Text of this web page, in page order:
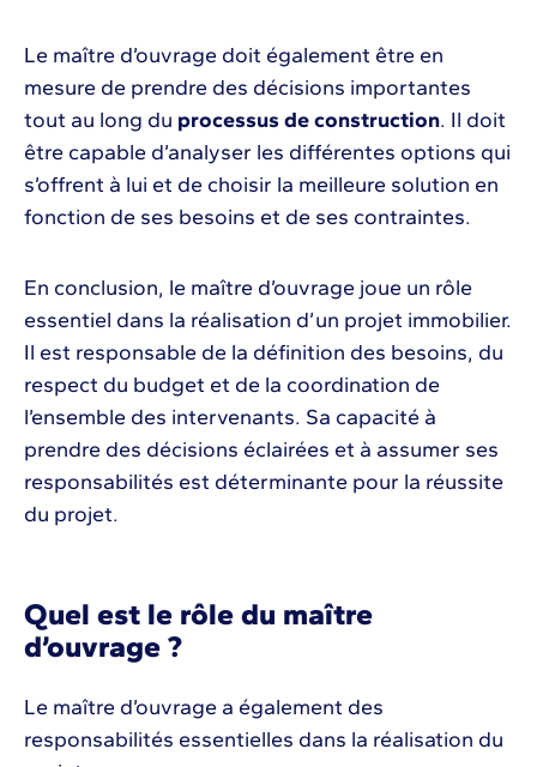
Le maître d’ouvrage doit également être en
mesure de prendre des décisions importantes
tout au long du processus de construction. Il doit
être capable d’analyser les différentes options qui
s’offrent à lui et de choisir la meilleure solution en
fonction de ses besoins et de ses contraintes.
En conclusion, le maître d’ouvrage joue un rôle
essentiel dans la réalisation d’un projet immobilier.
Il est responsable de la définition des besoins, du
respect du budget et de la coordination de
l’ensemble des intervenants. Sa capacité à
prendre des décisions éclairées et à assumer ses
responsabilités est déterminante pour la réussite
du projet.
Quel est le rôle du maître
d’ouvrage ?
Le maître d’ouvrage a également des
responsabilités essentielles dans la réalisation du